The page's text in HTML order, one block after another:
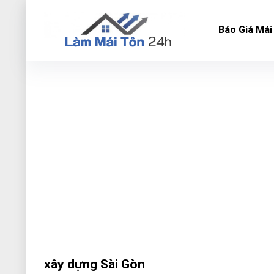
Báo Giá
xây dựng Sài Gòn